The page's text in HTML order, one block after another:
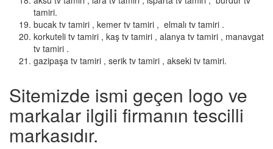
tamiri.
bucak tv tamiri , kemer tv tamiri , elmalı tv tamiri .
korkuteli tv tamiri , kaş tv tamiri , alanya tv tamiri , manavgat
tv tamiri .
gazipaşa tv tamiri , serik tv tamiri , akseki tv tamiri.
Sitemizde ismi geçen logo ve
markalar ilgili firmanın tescilli
markasıdır.